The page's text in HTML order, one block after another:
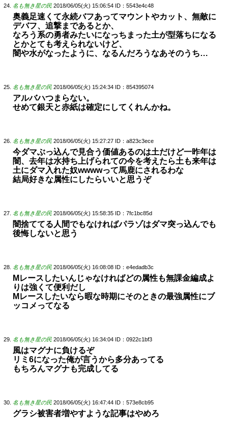
名も無き星の民 2018/06/05(火) 15:06:54 ID：5543e4c48
奥義足速くて永続バフあってマウントやカット、無敵に
デバフ、追撃まであるとか、
なろう系の勇者みたいになっちまった土が型落ちになる
とかとても考えられないけど、
闇や水がなったように、なるんだろうなあそのうち…
名も無き星の民 2018/06/05(火) 15:24:34 ID：854395074
アルバハつまらない。
せめて銀天と赤紙は確定にしてくれんかね。
名も無き星の民 2018/06/05(火) 15:27:27 ID：a823c3ece
今ダマぶっ込んで見合う価値あるのは土だけど一昨年は
闇、去年は水持ち上げられての今を考えたら土も来年は
土にダマ入れた奴wwwwって馬鹿にされるわな
結局好きな属性にしたらいいと思うぞ
名も無き星の民 2018/06/05(火) 15:58:35 ID：7fc1bc85d
闇捨ててる人間でもなければパラゾはダマ突っ込んでも
後悔しないと思う
名も無き星の民 2018/06/05(火) 16:08:08 ID：e4edadb3c
Mレースしたいんじゃなければどの属性も無課金編成よ
りは強くて便利だし
Mレースしたいなら暇な時期にそのときの最強属性にブ
ッコメってなる
名も無き星の民 2018/06/05(火) 16:34:04 ID：0922c1bf3
風はマグナに負けるぞ
リミ6になった俺が言うから多分あってる
もちろんマグナも完成してる
名も無き星の民 2018/06/05(火) 16:47:44 ID：573e8cb95
グラシ被害者増やすような記事はやめろ